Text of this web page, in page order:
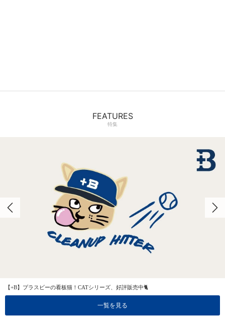
FEATURES
特集
【+B】プラスビーの看板猫！CATシリーズ、好評販売中🐈
一覧を見る